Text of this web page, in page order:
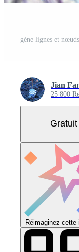
Jian
25 800
Réimaginez cette